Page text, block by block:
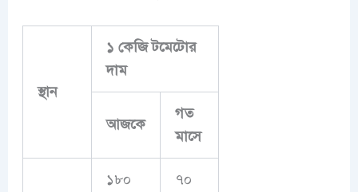
স্থান
১ কেজি টমেটোর
দাম
আজকে
গত
মাসে
১৮০
৭০